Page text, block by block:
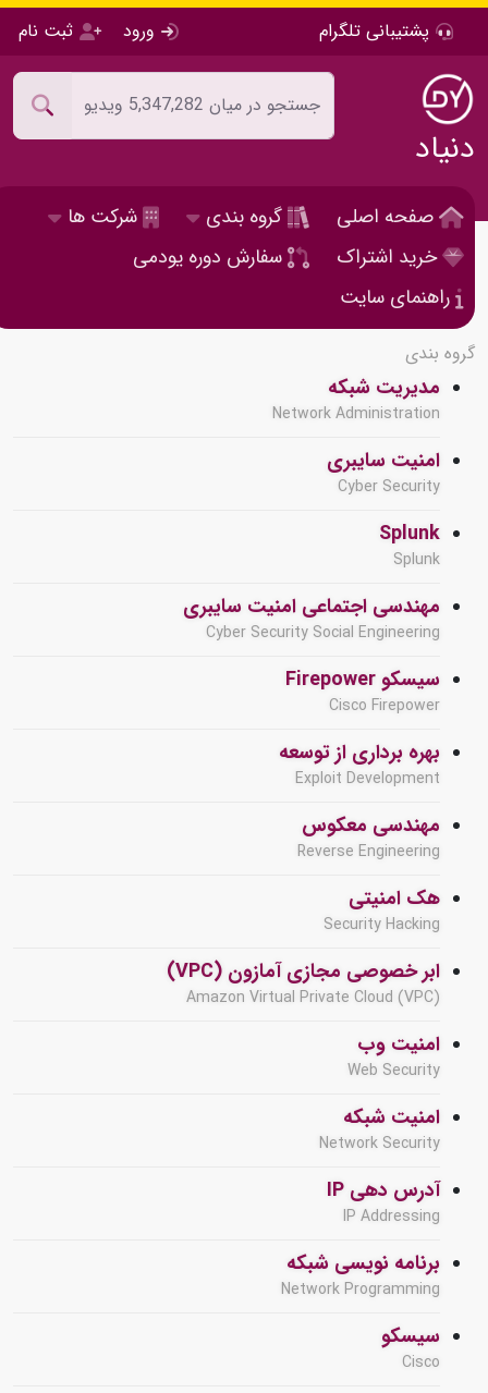
پشتیبانی تلگرام ورود ثبت نام
دنیاد
صفحه اصلی گروه بندی
شرکت ها
خرید اشتراک
سفارش دوره یودمی
راهنمای سایت
گروه بندی
مدیریت شبکه
Network Administration
امنیت سایبری
Cyber Security
Splunk
Splunk
مهندسی اجتماعی امنیت سایبری
Cyber Security Social Engineering
سیسکو Firepower
Cisco Firepower
بهره برداری از توسعه
Exploit Development
مهندسی معکوس
Reverse Engineering
هک امنیتی
Security Hacking
ابر خصوصی مجازی آمازون (VPC)
Amazon Virtual Private Cloud (VPC)
امنیت وب
Web Security
امنیت شبکه
Network Security
آدرس دهی IP
IP Addressing
برنامه نویسی شبکه
Network Programming
سیسکو
Cisco